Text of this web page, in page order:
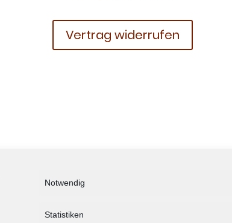
Notwendig
Statistiken
Vertrag widerrufen